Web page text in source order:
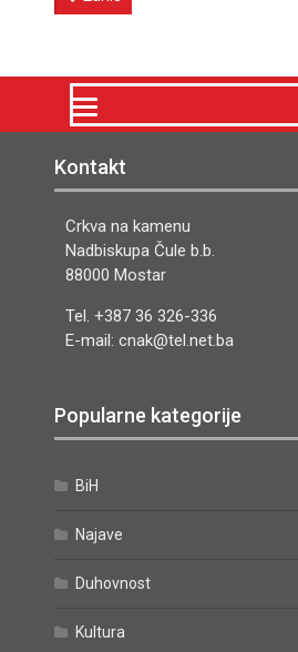
Kontakt
Crkva na kamenu
Nadbiskupa Čule b.b.
88000 Mostar
Tel. +387 36 326-336
E-mail: cnak@tel.net.ba
Popularne kategorije
BiH
Najave
Duhovnost
Kultura